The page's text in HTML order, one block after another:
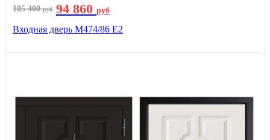
105 400руб 94 860 руб
Входная дверь М474/86 Е2